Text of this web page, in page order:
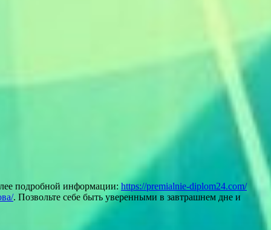
подробной информации: https://premialnie-diplom24.com/
. Позвольте себе быть уверенными в завтрашнем дне и